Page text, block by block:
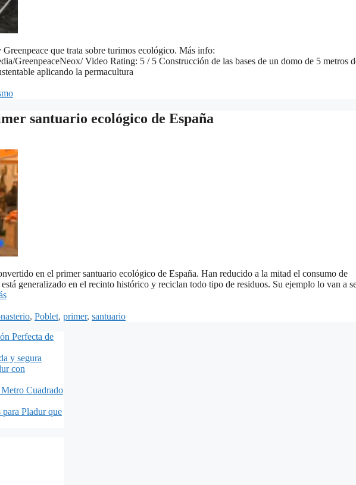
que trata sobre turimos ecológico. Más info:
GreenpeaceNeox/ Video Rating: 5 / 5 Construcción de las bases de un domo de 5 metros
aplicando la permacultura
santuario ecológico de España
en el primer santuario ecológico de España. Han reducido a la mitad el consumo de
generalizado en el recinto histórico y reciclan todo tipo de residuos. Su ejemplo lo van a
, Poblet, primer, santuario
Perfecta de
y segura
con
Cuadrado
Pladur que